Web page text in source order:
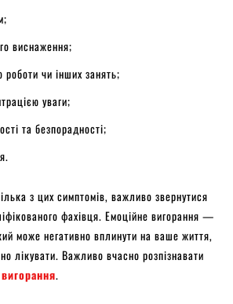
виснаження;
роботи чи інших занять;
уваги;
та безпорадності;
з цих симптомів, важливо звернутися
фахівця. Емоційне вигорання —
може негативно вплинути на ваше життя,
лікувати. Важливо вчасно розпізнавати
.